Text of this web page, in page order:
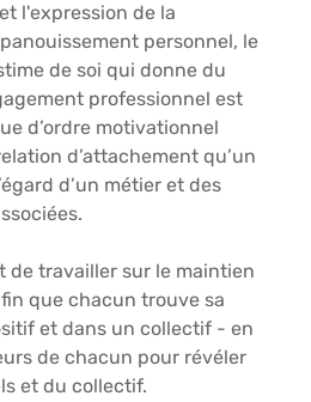
l'expression de la
personnel, le
de soi qui donne du
professionnel est
d’ordre motivationnel
d’attachement qu’un
d’un métier et des
de travailler sur le maintien
que chacun trouve sa
et dans un collectif - en
de chacun pour révéler
et du collectif.